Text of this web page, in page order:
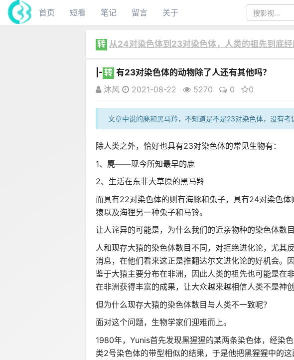
首页 短看 笔记 留言 关于
转 从24对染色体到23对染色体，人类的祖先到底经
|- 转 有23对染色体的动物除了人还有其他吗？
沐风
2021-08-22 5270 0 0
文章中说的麂和黑马羚，不知道是不是23对染色体，没有考
除人类之外，恰好也具有23对染色体的常见生物有：
1、麂——现今所知最早的鹿
2、生活在东非大草原的黑马羚
而具有22对染色体的则有海豚和兔子，具有24对染色
猿以及海狸另一种兔子和马铃。
让人诧异的可能是，为什么我们的近亲物种的染色体数
人和现存大猿的染色体数目不同，对拒绝进化论，尤其
消息，在他们看来这正是推翻达尔文进化论的好机会。
鉴于大猿主要分布在非洲，因此人类的祖先也可能是在
在非洲获得丰富的成果，让大众越来越相信人类不是神
但为什么现存大猿的染色体数目与人类不一致呢？
面对这个问题，生物学家们迎难而上。
1980年，Yunis首先发现黑猩猩的某两条染色体，经染
类2号染色体的带型相似的结果，于是他把黑猩猩中的